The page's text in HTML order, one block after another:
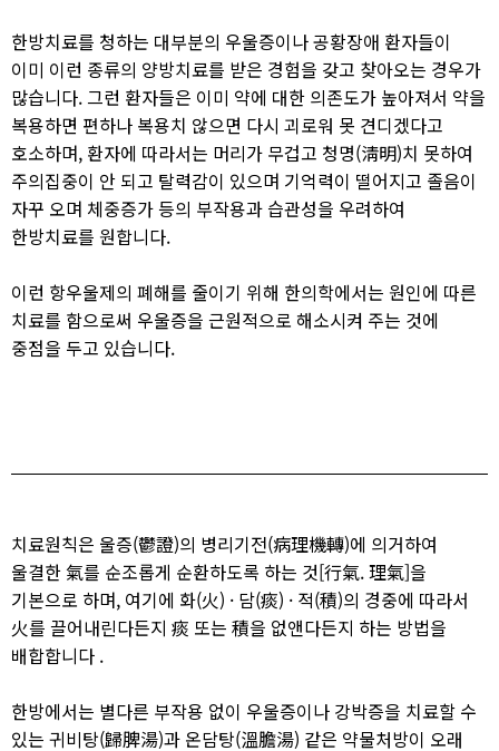
한방치료를 청하는 대부분의 우울증이나 공황장애 환자들이
이미 이런 종류의 양방치료를 받은 경험을 갖고 찾아오는 경우가
많습니다. 그런 환자들은 이미 약에 대한 의존도가 높아져서 약을
복용하면 편하나 복용치 않으면 다시 괴로워 못 견디겠다고
호소하며, 환자에 따라서는 머리가 무겁고 청명(淸明)치 못하여
주의집중이 안 되고 탈력감이 있으며 기억력이 떨어지고 졸음이
자꾸 오며 체중증가 등의 부작용과 습관성을 우려하여
한방치료를 원합니다.​
이런 항우울제의 폐해를 줄이기 위해 한의학에서는 원인에 따른
치료를 함으로써 우울증을 근원적으로 해소시켜 주는 것에
중점을 두고 있습니다.​
치료원칙은 울증(鬱證)의 병리기전(病理機轉)에 의거하여
울결한 氣를 순조롭게 순환하도록 하는 것[行氣. 理氣]을
기본으로 하며, 여기에 화(火) · 담(痰) · 적(積)의 경중에 따라서
火를 끌어내린다든지 痰 또는 積을 없앤다든지 하는 방법을
배합합니다 .​
한방에서는 별다른 부작용 없이 우울증이나 강박증을 치료할 수
있는 귀비탕(歸脾湯)과 온담탕(溫膽湯) 같은 약물처방이 오래